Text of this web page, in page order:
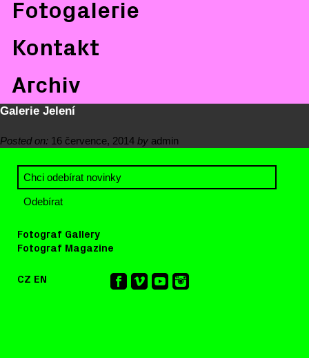
Fotogalerie
Kontakt
Archiv
Galerie Jelení
Posted on: 16 července, 2014 by admin
Fotograf Gallery
Fotograf Magazine
CZ EN